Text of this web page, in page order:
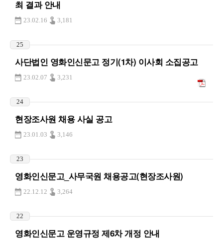
최 결과 안내
23.02.16 3,181
25
사단법인 영화인신문고 정기(1차) 이사회 소집공고
23.02.07 3,231
24
현장조사원 채용 사실 공고
23.01.03 3,146
23
영화인신문고_사무국원 채용공고(현장조사원)
22.12.12 3,264
22
영화인신문고 운영규정 제6차 개정 안내